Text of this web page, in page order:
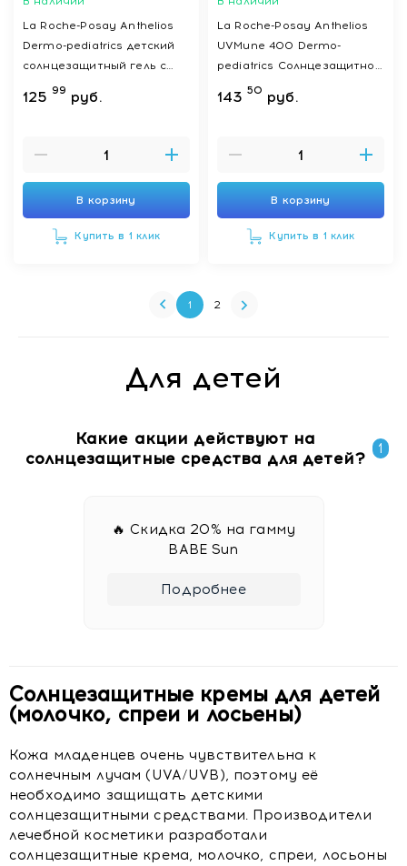
La Roche-Posay Anthelios
Dermo-pediatrics детский
солнцезащитный гель с
технологией нанесения на
влажную кожу для лица и
125 99 руб.
В корзину
Купить в 1 клик
La Roche-Posay Anthelios
UVMune 400 Dermo-
pediatrics Солнцезащитное
детское увлажняющее
молочко для лица и тела
143 50 руб.
В корзину
Купить в 1 клик
1 2
Для детей
Какие акции действуют на
солнцезащитные средства для детей?
1
🔥 Скидка 20% на гамму
BABE Sun
Подробнее
Солнцезащитные кремы для детей
(молочко, спреи и лосьены)
Кожа младенцев очень чувствительна к
солнечным лучам (UVA/UVB), поэтому её
необходимо защищать детскими
солнцезащитными средствами. Производители
лечебной косметики разработали
солнцезащитные крема, молочко, спреи, лосьоны